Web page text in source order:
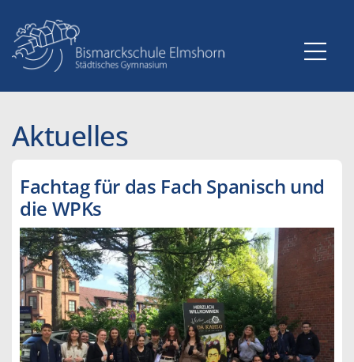
Inhalt
springen
Aktuelles
Fachtag für das Fach Spanisch und
die WPKs